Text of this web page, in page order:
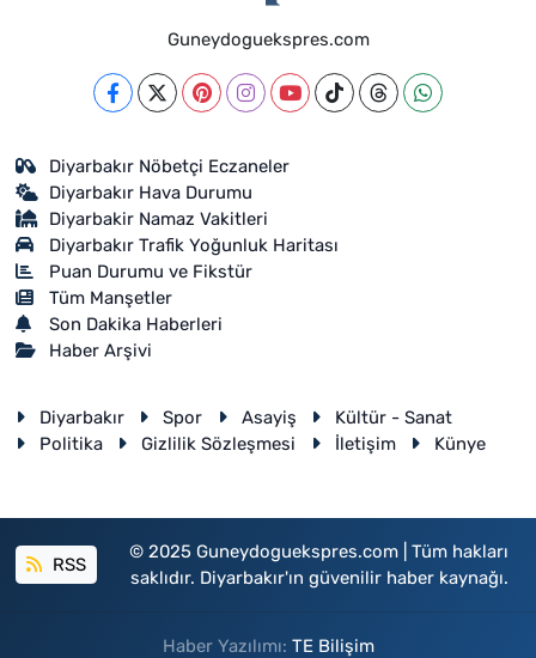
Guneydoguekspres.com
Diyarbakır Nöbetçi Eczaneler
Diyarbakır Hava Durumu
Diyarbakir Namaz Vakitleri
Diyarbakır Trafik Yoğunluk Haritası
Puan Durumu ve Fikstür
Tüm Manşetler
Son Dakika Haberleri
Haber Arşivi
Diyarbakır Spor Asayiş
Kültür - Sanat
Politika
Gizlilik Sözleşmesi İletişim Künye
RSS
© 2025 Guneydoguekspres.com | Tüm hakları
saklıdır. Diyarbakır'ın güvenilir haber kaynağı.
Haber Yazılımı: TE Bilişim